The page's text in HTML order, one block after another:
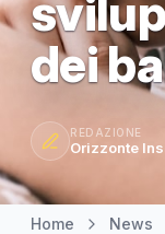
dei
REDAZIONE
Orizzonte
Home News